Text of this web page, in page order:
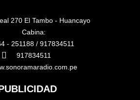
270 El Tambo - Huancayo
Cabina:
- 251188 / 917834511
917834511